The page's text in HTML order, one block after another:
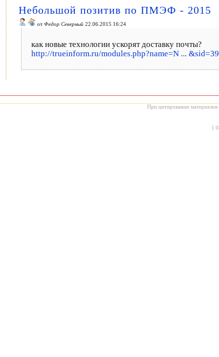
Небольшой позитив по ПМЭФ - 2015
от Федор Северный 22.06.2015 16:24
как новые технологии ускорят доставку почты?
http://trueinform.ru/modules.php?name=N ...
При цитировании материалов
[